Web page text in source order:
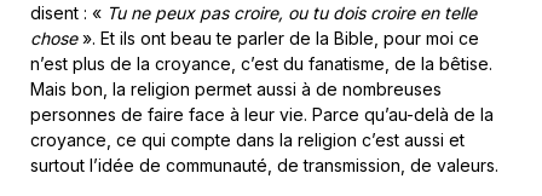
disent : « Tu ne peux pas croire, ou tu dois croire en telle
chose». Et ils ont beau te parler de la Bible, pour moi ce
n’est plus de la croyance, c’est du fanatisme, de la bêtise.
Mais bon, la religion permet aussi à de nombreuses
personnes de faire face à leur vie. Parce qu’au-delà de la
croyance, ce qui compte dans la religion c’est aussi et
surtout l’idée de communauté, de transmission, de valeurs.